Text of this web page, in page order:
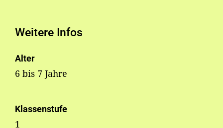
Weitere Infos
Alter
6 bis 7 Jahre
Klassenstufe
1